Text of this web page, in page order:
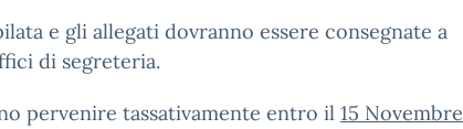
e gli allegati dovranno essere consegnate a
di segreteria.
pervenire tassativamente entro il 15 Novembre